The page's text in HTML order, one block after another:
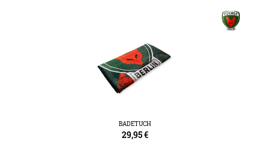
BADETUCH
29,95€